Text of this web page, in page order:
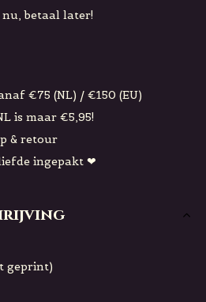
nu, betaal later!
€75 (NL) / €150 (EU)
is maar €5,95!
& retour
ingepakt ❤
geprint)